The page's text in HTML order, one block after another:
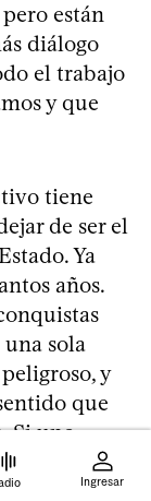
están
diálogo
el trabajo
y que
tiene
de ser el
Ya
años.
sola
y
que
Si uno
viene,
el
Ingresar